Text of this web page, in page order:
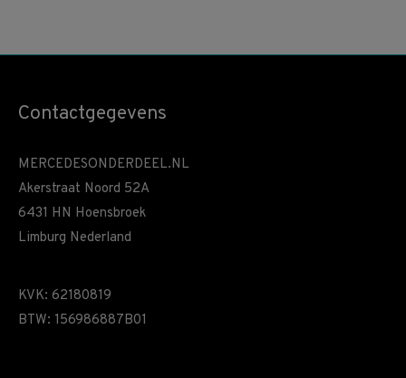
Contactgegevens
MERCEDESONDERDEEL.NL
Akerstraat Noord 52A
6431 HN Hoensbroek
Limburg Nederland
KVK: 62180819
BTW: 156986887B01